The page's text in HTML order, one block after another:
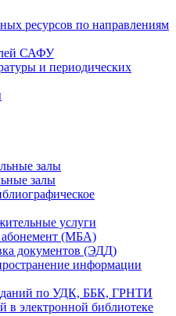
ресурсов по направлениям
САФУ
и периодических
залы
залы
услуги
(МБА)
документов (ЭДД)
информации
по УДК, ББК, ГРНТИ
в электронной библиотеке